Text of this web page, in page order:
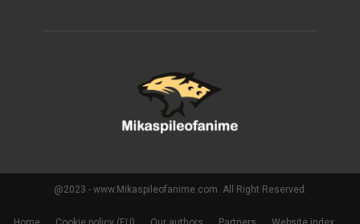
@2023 - www.Mikaspileofanime.com. All Right Reserved.